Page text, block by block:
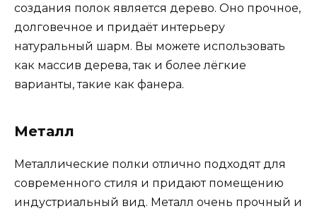
создания полок является дерево. Оно прочное,
долговечное и придаёт интерьеру
натуральный шарм. Вы можете использовать
как массив дерева, так и более лёгкие
варианты, такие как фанера.
Металл
Металлические полки отлично подходят для
современного стиля и придают помещению
индустриальный вид. Металл очень прочный и